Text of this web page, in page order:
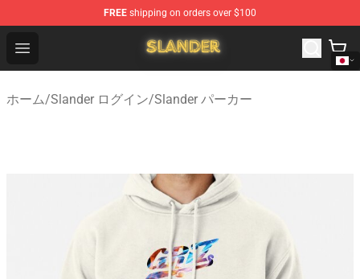
FREE shipping on orders over $100
Open menu
Slander Shop - Official Slander Merchandise Store
ホーム/Slander ログイン/Slander パーカー